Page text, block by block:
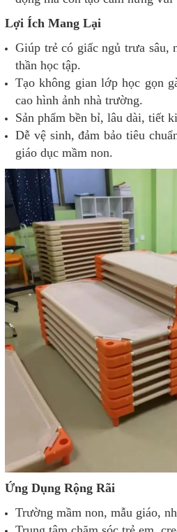
Lợi Ích Mang Lại
Giúp trẻ có giấc ngủ trưa sâu,
thần học tập.
Tạo không gian lớp học gọn
cao hình ảnh nhà trường.
Sản phẩm bền bỉ, lâu dài, tiết
Dễ vệ sinh, đảm bảo tiêu
giáo dục mầm non.
Ứng Dụng Rộng Rãi
Trường mầm non, mẫu giáo,